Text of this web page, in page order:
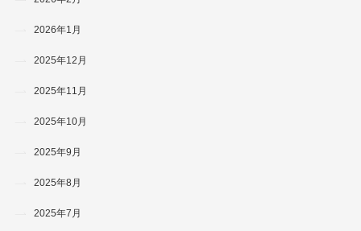
2026年1月
2025年12月
2025年11月
2025年10月
2025年9月
2025年8月
2025年7月